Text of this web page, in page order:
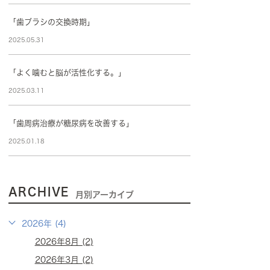
「歯ブラシの交換時期」
2025.05.31
「よく噛むと脳が活性化する。」
2025.03.11
「歯周病治療が糖尿病を改善する」
2025.01.18
ARCHIVE 月別アーカイブ
2026年 (4)
2026年8月 (2)
2026年3月 (2)